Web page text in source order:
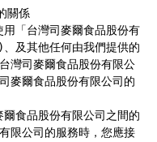
關係
及其他任何由我們提供的
灣司麥爾食品股份有限公
麥爾食品股份有限公司的
限公司的服務時，您應接